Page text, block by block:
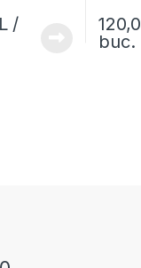
/
buc.